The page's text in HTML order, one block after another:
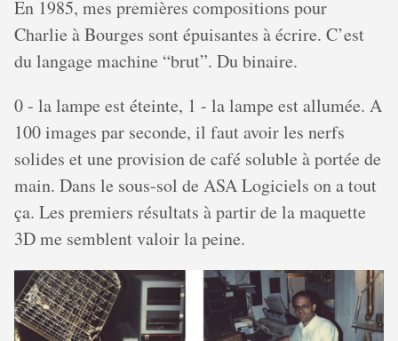
En 1985, mes premières compositions pour
Charlie à Bourges sont épuisantes à écrire. C’est
du langage machine “brut”. Du binaire.
0 - la lampe est éteinte, 1 - la lampe est allumée. A
100 images par seconde, il faut avoir les nerfs
solides et une provision de café soluble à portée de
main. Dans le sous-sol de ASA Logiciels on a tout
ça. Les premiers résultats à partir de la maquette
3D me semblent valoir la peine.